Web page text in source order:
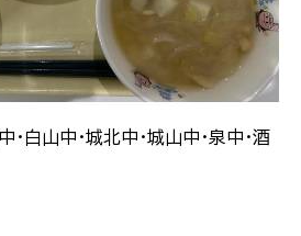
・白山中・城北中・城山中・泉中・酒